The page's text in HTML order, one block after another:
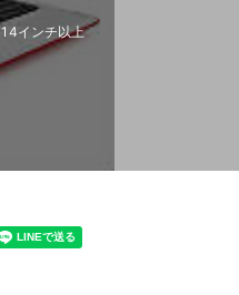
14インチ以上